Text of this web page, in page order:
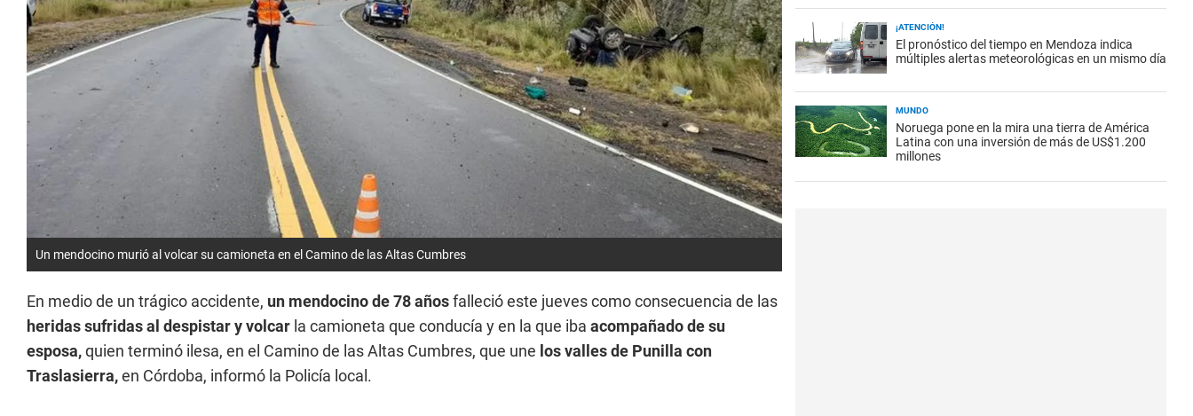
Un mendocino murió al volcar su camioneta en el Camino de las Altas Cumbres
En medio de un trágico accidente, un mendocino de 78 añosfalleció este jueves como consecuencia de las
heridas sufridas al despistar y volcar la camioneta que conducía y en la que iba acompañado de su
esposa,quien terminó ilesa, en el Camino de las Altas Cumbres, que une los valles de Punilla con
Traslasierra,en Córdoba, informó la Policía local.
¡ATENCIÓN!
El pronóstico del tiempo en Mendoza indica
múltiples alertas meteorológicas en un mismo día
MUNDO
Noruega pone en la mira una tierra de América
Latina con una inversión de más de US$1.200
millones